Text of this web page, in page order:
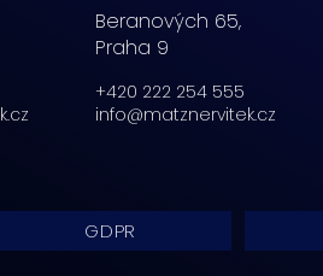
Beranových 65,
Praha 9
+420 222 254 555
info@matznervitek.cz
GDPR